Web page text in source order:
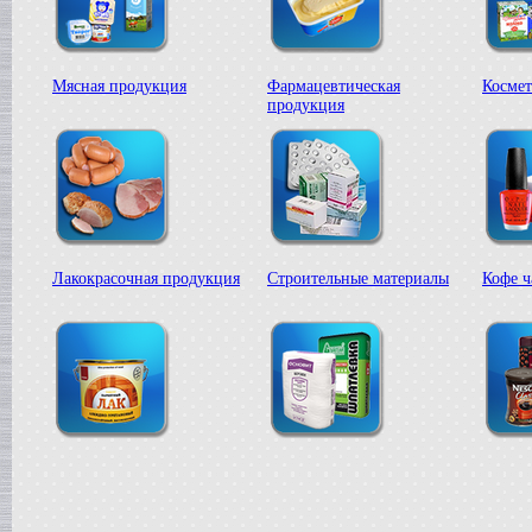
Сироповарочный котел
в г. Воронеж
в г. Рязань
Диссольвер
в г. Саратов
Дражировочная машина
в г. Камышин
Сироповарочный котел
в г. Алексин
Варочный котел
в г.Воронеж
Диссольвер
в г. Рязань
Жиротопка
в г. Видное
Смеситель типа "Пьяная бочка"
в г. Вологда
Мясная продукция
Фармацевтическая
продукция
Лакокрасочная продукция Строительные материалы Кофе